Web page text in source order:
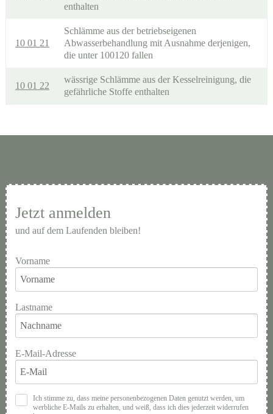
enthalten
10 01 21
Schlämme aus der betriebseigenen
Abwasserbehandlung mit Ausnahme derjenigen,
die unter 100120 fallen
10 01 22
wässrige Schlämme aus der Kesselreinigung, die
gefährliche Stoffe enthalten
Jetzt anmelden
und auf dem Laufenden bleiben!
Vorname
Lastname
E-Mail-Adresse
Ich stimme zu, dass meine personenbezogenen Daten genutzt werden, um
werbliche E-Mails zu erhalten, und weiß, dass ich dies jederzeit widerrufen